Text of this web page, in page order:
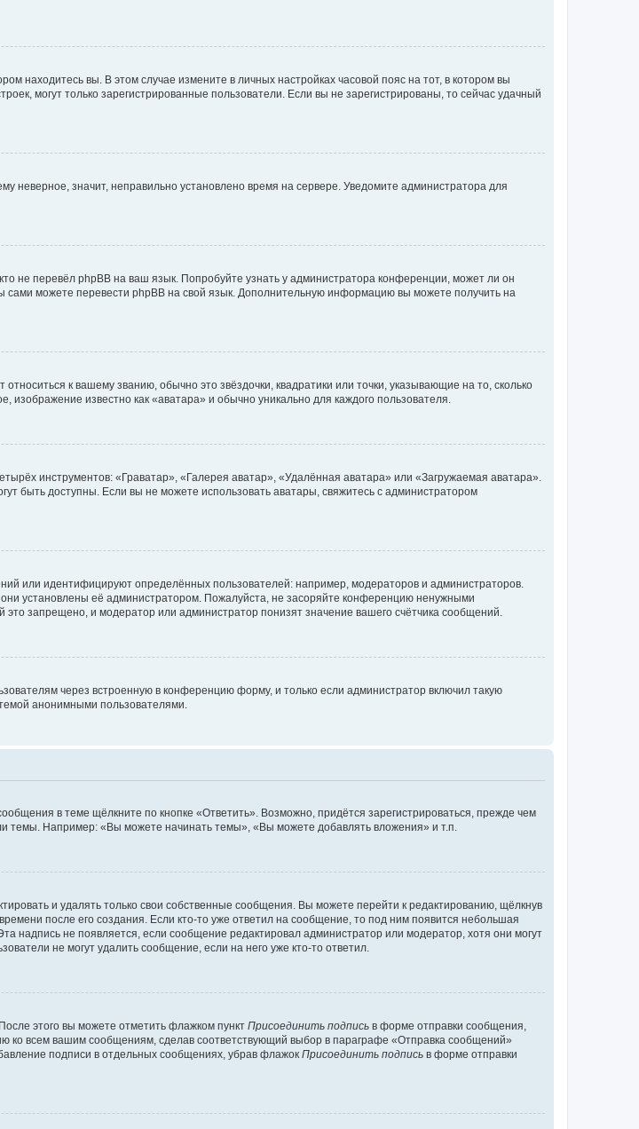
находитесь вы. В этом случае измените в личных настройках часовой пояс на тот, в котором вы
могут только зарегистрированные пользователи. Если вы не зарегистрированы, то сейчас удачный
неверное, значит, неправильно установлено время на сервере. Уведомите администратора для
не перевёл phpBB на ваш язык. Попробуйте узнать у администратора конференции, может ли он
сами можете перевести phpBB на свой язык. Дополнительную информацию вы можете получить на
к вашему званию, обычно это звёздочки, квадратики или точки, указывающие на то, сколько
известно как «аватара» и обычно уникально для каждого пользователя.
инструментов: «Граватар», «Галерея аватар», «Удалённая аватара» или «Загружаемая аватара».
быть доступны. Если вы не можете использовать аватары, свяжитесь с администратором
или идентифицируют определённых пользователей: например, модераторов и администраторов.
установлены её администратором. Пожалуйста, не засоряйте конференцию ненужными
запрещено, и модератор или администратор понизят значение вашего счётчика сообщений.
через встроенную в конференцию форму, и только если администратор включил такую
анонимными пользователями.
в теме щёлкните по кнопке «Ответить». Возможно, придётся зарегистрироваться, прежде чем
темы. Например: «Вы можете начинать темы», «Вы можете добавлять вложения» и т.п.
и удалять только свои собственные сообщения. Вы можете перейти к редактированию, щёлкнув
после его создания. Если кто-то уже ответил на сообщение, то под ним появится небольшая
надпись не появляется, если сообщение редактировал администратор или модератор, хотя они могут
не могут удалить сообщение, если на него уже кто-то ответил.
этого вы можете отметить флажком пункт Присоединить подпись в форме отправки сообщения,
ко всем вашим сообщениям, сделав соответствующий выбор в параграфе «Отправка сообщений»
подписи в отдельных сообщениях, убрав флажок Присоединить подпись в форме отправки